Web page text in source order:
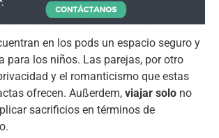
en los pods un espacio seguro y
para los niños. Las parejas, por otro
y el romanticismo que estas
ofrecen. Außerdem, viajar solo no
sacrificios en términos de
.